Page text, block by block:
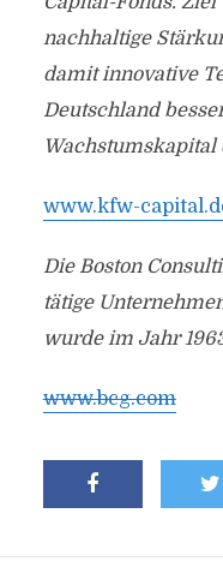
nachhaltige
damit innovative
Deutschland
Wachstumskapital
www.kfw-
Die Boston
tätige
wurde im Jahr
www.bcg.com